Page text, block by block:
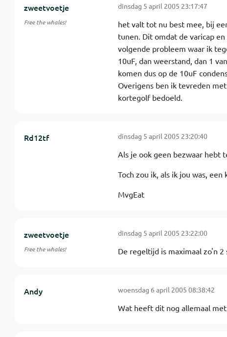
zweetvoetje
Free the whales!
dinsdag 5 april 2005 23:17:47
het valt tot nu best mee, bij
tunen. Dit omdat de varicap
volgende probleem waar ik
10uF, dan weerstand, dan 1
komen dus op de 10uF
Overigens ben ik tevreden
kortegolf bedoeld.
Rd12tf dinsdag 5 april 2005 23:20:40
Als je ook geen bezwaar hebt
Toch zou ik, als ik jou was, een
MvgEat
zweetvoetje
Free the whales!
dinsdag 5 april 2005 23:22:00
De regeltijd is maximaal zo'n
Andy woensdag 6 april 2005 08:38:42
Wat heeft dit nog allemaal